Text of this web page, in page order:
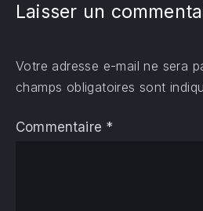
Laisser un
Votre adresse e-mail ne sera
champs obligatoires sont
Commentaire *